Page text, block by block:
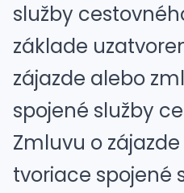
služby
základe
zájazde alebo
spojené služby
Zmluvu o
tvoriace spojené